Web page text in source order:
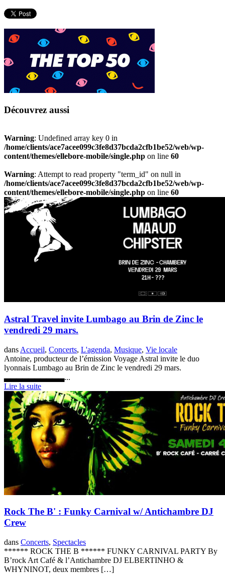
Découvrez aussi
Warning: Undefined array key 0 in
/home/clients/ace7acee099c3fe8d37bcda2cfb1be52/web/wp-
content/themes/ellebore-mobile/single.php on line 60
Warning: Attempt to read property "term_id" on null in
/home/clients/ace7acee099c3fe8d37bcda2cfb1be52/web/wp-
content/themes/ellebore-mobile/single.php on line 60
Astral Travel invite Lumbago au Brin de Zinc le
vendredi 29 mars.
dans Accueil, Concerts, L'agenda, Musique, Vie locale
Antoine, producteur de l’émission Voyage Astral invite le duo
lyonnais Lumbago au Brin de Zinc le vendredi 29 mars.
▃▃▃▃▃▃▃▃▃▃...
Lire la suite
Rock The B' : Funky Carnival w/ Antichambre DJ
Crew
dans Concerts, Spectacles
****** ROCK THE B ****** FUNKY CARNIVAL PARTY By
B’rock Art Café & l’Antichambre DJ ELBERTINHO &
WHYNINOT, deux membres […]